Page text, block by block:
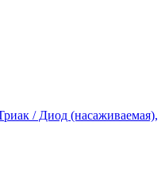
/ Диод (насаживаемая),